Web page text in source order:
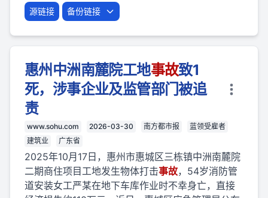
源链接 备份链接
惠州中洲南麓院工地事故致1
死，涉事企业及监管部门被追
责
www.sohu.com 2026-03-30 南方都市报
蓝领受雇者
建筑业
广东省
2025年10月17日，惠州市惠城区三栋镇中洲南麓院
二期商住项目工地发生物体打击事故，54岁消防管
道安装女工严某在地下车库作业时不幸身亡，直接